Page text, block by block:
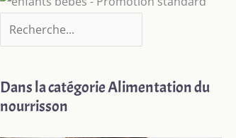
Dans la catégorie Alimentation du
nourrisson